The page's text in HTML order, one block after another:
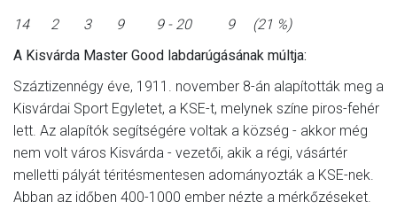
14 2 3 9 9 - 20 9 (21 %)
A Kisvárda Master Good labdarúgásának múltja:
Száztizennégy éve, 1911. november 8-án alapították meg a
Kisvárdai Sport Egyletet, a KSE-t, melynek színe piros-fehér
lett. Az alapítók segítségére voltak a község - akkor még
nem volt város Kisvárda - vezetői, akik a régi, vásártér
melletti pályát téritésmentesen adományozták a KSE-nek.
Abban az időben 400-1000 ember nézte a mérkőzéseket.